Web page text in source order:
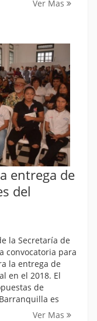
Ver Mas
entrega de
del
la Secretaría de
convocatoria para
la entrega de
en el 2018. El
de
es
Ver Mas